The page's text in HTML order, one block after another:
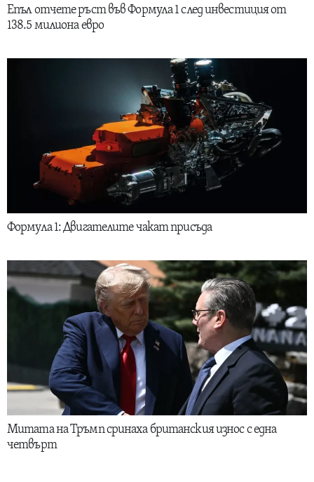
Епъл отчете ръст във Формула 1 след инвестиция от
138.5 милиона евро
Формула 1: Двигателите чакат присъда
Митата на Тръмп сринаха британския износ с една
четвърт